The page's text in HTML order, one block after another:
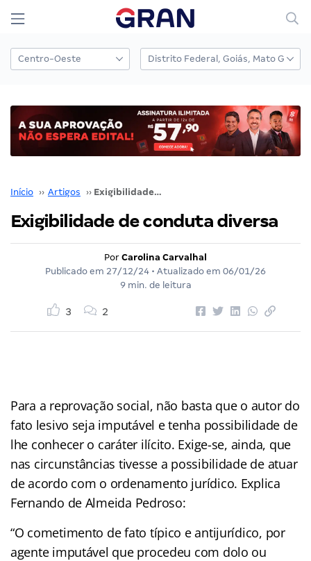
Início ›› Artigos ›› Exigibilidade de conduta diversa
Exigibilidade de conduta diversa
Por Carolina Carvalhal
Publicado em 27/12/24 • Atualizado em 06/01/26
9 min. de leitura
3 2
Para a reprovação social, não basta que o autor do
fato lesivo seja imputável e tenha possibilidade de
lhe conhecer o caráter ilícito. Exige-se, ainda, que
nas circunstâncias tivesse a possibilidade de atuar
de acordo com o ordenamento jurídico. Explica
Fernando de Almeida Pedroso:
“O cometimento de fato típico e antijurídico, por
agente imputável que procedeu com dolo ou